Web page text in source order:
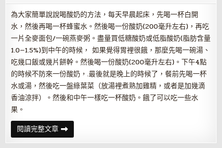
為大家簡單說說喝酸奶的方法，每天早晨起床，先喝一杯白開
水，然後再喝一杯蜂蜜水。然後喝一份酸奶(200毫升左右)，再吃
一片全麥面包/一碗燕麥粥。盡量買低糖酸奶或低脂酸奶(脂肪含量
1.0—1.5%)到中午的時候， 如果覺得胃裡很餓，那麼先喝一碗湯、
吃幾口飯或幾片餅幹。然後喝一份酸奶(200毫升左右)。下午4點
的時候不防來一份酸奶，.最後就是晚上的時候了，餐前先喝一杯
水或湯，然後吃一盤綠葉菜（放湯裡煮熟加雞精，或者是加幾滴
香油涼拌）。然後和中午一樣吃一杯酸奶。餓了可以吃一些水
果。
閱讀完整文章減
肥
期